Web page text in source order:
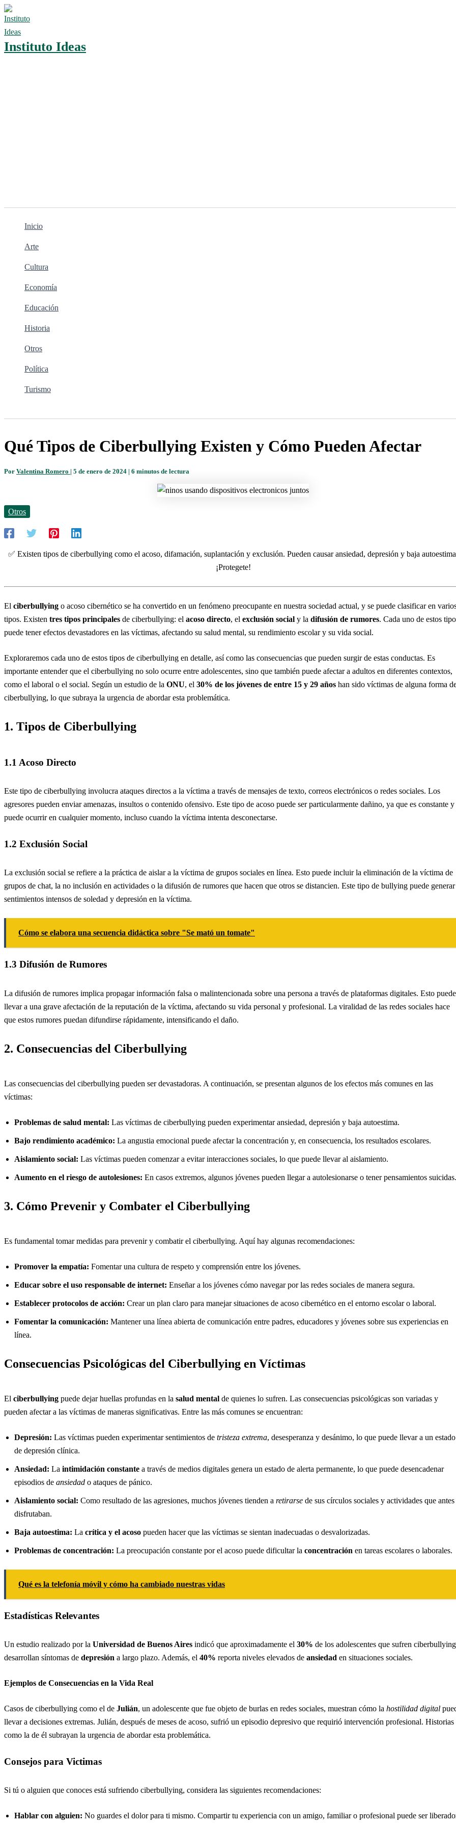
Ir
al
contenido
Instituto Ideas
Inicio
Arte
Cultura
Economía
Educación
Historia
Otros
Política
Turismo
Qué Tipos de Ciberbullying Existen y Cómo Pueden Afectar
Por Valentina Romero | 5 de enero de 2024 | 6 minutos de lectura
Otros
✅ Existen tipos de ciberbullying como el acoso, difamación, suplantación y exclusión. Pueden causar ansiedad, depresión y baja
¡Protegete!
El ciberbullying o acoso cibernético se ha convertido en un fenómeno preocupante en nuestra sociedad actual, y se puede clasificar en
tipos. Existen tres tipos principales de ciberbullying: el acoso directo, el exclusión social y la difusión de rumores. Cada uno de estos
puede tener efectos devastadores en las víctimas, afectando su salud mental, su rendimiento escolar y su vida social.
Exploraremos cada uno de estos tipos de ciberbullying en detalle, así como las consecuencias que pueden surgir de estas conductas. Es
importante entender que el ciberbullying no solo ocurre entre adolescentes, sino que también puede afectar a adultos en diferentes contextos,
como el laboral o el social. Según un estudio de la ONU, el 30% de los jóvenes de entre 15 y 29 años han sido víctimas de alguna forma
ciberbullying, lo que subraya la urgencia de abordar esta problemática.
1. Tipos de Ciberbullying
1.1 Acoso Directo
Este tipo de ciberbullying involucra ataques directos a la víctima a través de mensajes de texto, correos electrónicos o redes sociales. Los
agresores pueden enviar amenazas, insultos o contenido ofensivo. Este tipo de acoso puede ser particularmente dañino, ya que es constante y
puede ocurrir en cualquier momento, incluso cuando la víctima intenta desconectarse.
1.2 Exclusión Social
La exclusión social se refiere a la práctica de aislar a la víctima de grupos sociales en línea. Esto puede incluir la eliminación de la víctima de
grupos de chat, la no inclusión en actividades o la difusión de rumores que hacen que otros se distancien. Este tipo de bullying puede generar
sentimientos intensos de soledad y depresión en la víctima.
Cómo se elabora una secuencia didáctica sobre "Se mató un tomate"
1.3 Difusión de Rumores
La difusión de rumores implica propagar información falsa o malintencionada sobre una persona a través de plataformas digitales. Esto puede
llevar a una grave afectación de la reputación de la víctima, afectando su vida personal y profesional. La viralidad de las redes sociales hace
que estos rumores puedan difundirse rápidamente, intensificando el daño.
2. Consecuencias del Ciberbullying
Las consecuencias del ciberbullying pueden ser devastadoras. A continuación, se presentan algunos de los efectos más comunes en las
víctimas:
Problemas de salud mental: Las víctimas de ciberbullying pueden experimentar ansiedad, depresión y baja autoestima.
Bajo rendimiento académico: La angustia emocional puede afectar la concentración y, en consecuencia, los resultados escolares.
Aislamiento social: Las víctimas pueden comenzar a evitar interacciones sociales, lo que puede llevar al aislamiento.
Aumento en el riesgo de autolesiones: En casos extremos, algunos jóvenes pueden llegar a autolesionarse o tener pensamientos suicidas.
3. Cómo Prevenir y Combater el Ciberbullying
Es fundamental tomar medidas para prevenir y combatir el ciberbullying. Aquí hay algunas recomendaciones:
Promover la empatía: Fomentar una cultura de respeto y comprensión entre los jóvenes.
Educar sobre el uso responsable de internet: Enseñar a los jóvenes cómo navegar por las redes sociales de manera segura.
Establecer protocolos de acción: Crear un plan claro para manejar situaciones de acoso cibernético en el entorno escolar o laboral.
Fomentar la comunicación: Mantener una línea abierta de comunicación entre padres, educadores y jóvenes sobre sus experiencias en
línea.
Consecuencias Psicológicas del Ciberbullying en Víctimas
El ciberbullying puede dejar huellas profundas en la salud mental de quienes lo sufren. Las consecuencias psicológicas son variadas y
pueden afectar a las víctimas de maneras significativas. Entre las más comunes se encuentran:
Depresión: Las víctimas pueden experimentar sentimientos de tristeza extrema, desesperanza y desánimo, lo que puede llevar a un estado
de depresión clínica.
Ansiedad: La intimidación constante a través de medios digitales genera un estado de alerta permanente, lo que puede desencadenar
episodios de ansiedad o ataques de pánico.
Aislamiento social: Como resultado de las agresiones, muchos jóvenes tienden a retirarse de sus círculos sociales y actividades que antes
disfrutaban.
Baja autoestima: La crítica y el acoso pueden hacer que las víctimas se sientan inadecuadas o desvalorizadas.
Problemas de concentración: La preocupación constante por el acoso puede dificultar la concentración en tareas escolares o laborales.
Qué es la telefonía móvil y cómo ha cambiado nuestras vidas
Estadísticas Relevantes
Un estudio realizado por la Universidad de Buenos Aires indicó que aproximadamente el 30% de los adolescentes que sufren ciberbullying
desarrollan síntomas de depresión a largo plazo. Además, el 40% reporta niveles elevados de ansiedad en situaciones sociales.
Ejemplos de Consecuencias en la Vida Real
Casos de ciberbullying como el de Julián, un adolescente que fue objeto de burlas en redes sociales, muestran cómo la hostilidad digital
llevar a decisiones extremas. Julián, después de meses de acoso, sufrió un episodio depresivo que requirió intervención profesional. Historias
como la de él subrayan la urgencia de abordar esta problemática.
Consejos para Victimas
Si tú o alguien que conoces está sufriendo ciberbullying, considera las siguientes recomendaciones:
Hablar con alguien: No guardes el dolor para ti mismo. Compartir tu experiencia con un amigo, familiar o profesional puede ser